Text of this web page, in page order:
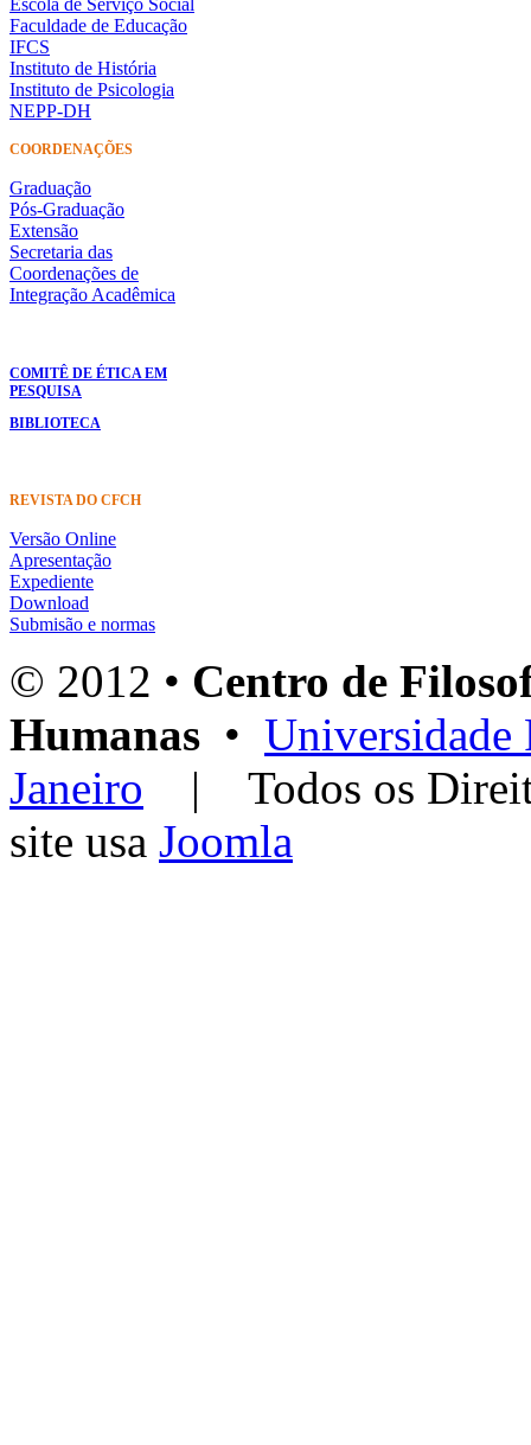
Escola de Serviço Social
Faculdade de Educação
IFCS
Instituto de História
Instituto de Psicologia
NEPP-DH
COORDENAÇÕES
Graduação
Pós-Graduação
Extensão
Secretaria das
Coordenações de
Integração Acadêmica
COMITÊ DE ÉTICA EM
PESQUISA
BIBLIOTECA
REVISTA DO CFCH
Versão Online
Apresentação
Expediente
Download
Submisão e normas
© 2012 • Centro de
Humanas • Universidade
Janeiro | Todos os
site usa Joomla